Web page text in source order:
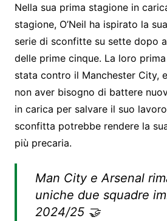
Nella sua prima stagione in
stagione, O’Neil ha ispirato la
serie di sconfitte su sette dopo
delle prime cinque. La loro
stata contro il Manchester City,
non aver bisogno di battere
in carica per salvare il suo
sconfitta potrebbe rendere la
più precaria.
Man City e Arsenal
uniche due squadre
2024/25 🤝